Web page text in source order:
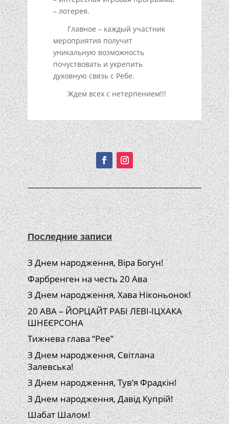
– лотерея.
Главное – каждый участник
мероприятия получит
уникальную возможность
почуствовать и укрепить
духовную связь с Ребе.
Ждем всех с нетерпением!!!
Подписывайтесь!
Последние записи
З Днем народження, Віра Богун!
Фарбренген на честь 20 Ава
З Днем народження, Хава Ніконьонок!
20 АВА – ЙОРЦАЙТ РАБІ ЛЕВІ-ІЦХАКА
ШНЕЄРСОНА
Тижнева глава “Рее”
З Днем народження, Світлана
Залевська!
З Днем народження, Тув’я Фрадкін!
З Днем народження, Давід Купрій!
Шабат Шалом!